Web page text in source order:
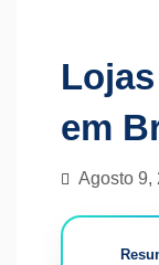
em
Agosto 9,